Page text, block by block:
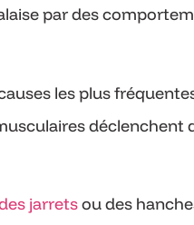
par des
les plus
déclenchent
jarretsou des